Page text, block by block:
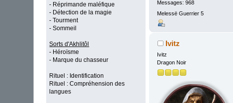
- Réprimande maléfique
- Détection de la magie
- Tourment
- Sommeil
Sorts d'Akhlitôl
- Héroïsme
- Marque du chasseur
Rituel : Identification
Rituel : Compréhension des
langues
Messages: 968
Melessë Guerrier 5
Ivitz
Ivitz
Dragon Noir